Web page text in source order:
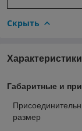
Скрыть
Характеристики
Габаритные и
размер